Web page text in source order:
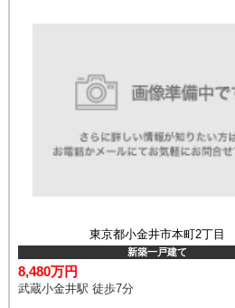
東京都小金井市本町2丁目
新築一戸建て
8,480万円
武蔵小金井駅 徒歩7分